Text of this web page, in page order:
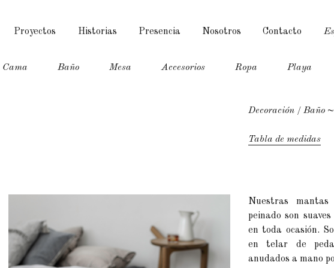
Proyectos Historias Presencia Nosotros Contacto
Cama Baño Mesa Accesorios Ropa Playa
Decoración Baño
Tabla de medidas
Nuestras
peinado son
en toda ocasión.
en telar de
anudados a mano